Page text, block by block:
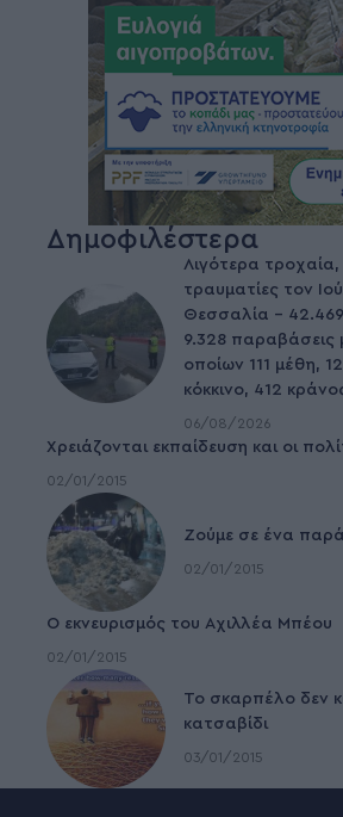
Δημοφιλέστερα
Λιγότερα τροχαία,
τραυματίες τον
Θεσσαλία – 42.469
9.328 παραβάσεις
οποίων 111 μέθη,
κόκκινο, 412
06/08/2026
Χρειάζονται εκπαίδευση και οι
02/01/2015
Ζούμε σε ένα
02/01/2015
Ο εκνευρισμός του Αχιλλέα Μπέου
02/01/2015
To σκαρπέλο δεν
κατσαβίδι
03/01/2015